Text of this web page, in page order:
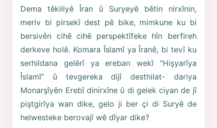
Dema têkiliyê Îran û Suryeyê bêtin nirxînin,
meriv bi pirsekî dest pê bike, mimkune ku bi
bersivên cihê cihê perspektîfeke hîn berfireh
derkeve holê. Komara Îslamî ya Îranê, bi tevî ku
serhildana gelêrî ya ereban wekî “Hişyarîya
Îslamî” û tevgereka dijî desthilat- dariya
Monarşîyên Erebî dinirxîne û di gelek ciyan de jî
piştgirîya wan dike, gelo ji ber çi di Suryê de
helwesteke berovajî wê dîyar dike?